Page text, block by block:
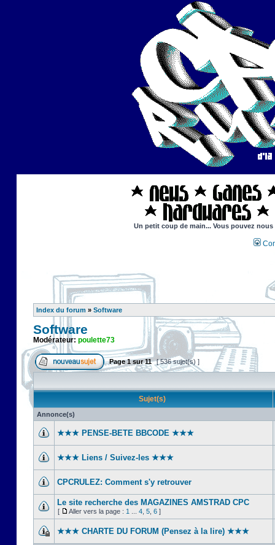
Un petit coup de main... Vous pouvez
Index du forum » Software
Software
Modérateur: poulette73
Page1sur11 [ 536 sujet(s) ]
Sujet(s)
Annonce(s)
★★★ PENSE-BETE BBCODE ★★★
★★★ Liens / Suivez-les ★★★
CPCRULEZ: Comment s'y retrouver‎
Le site recherche des MAGAZINES AMSTRAD CPC
[ Aller vers la page : 1 4 5 6 ]
★★★ CHARTE DU FORUM (Pensez à la lire) ★★★